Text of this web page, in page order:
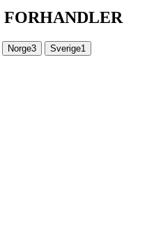
FORHANDLER
Norge3 Sverige1